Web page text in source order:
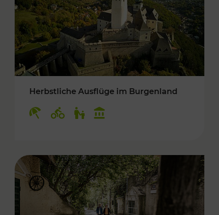
Herbstliche Ausflüge im Burgenland